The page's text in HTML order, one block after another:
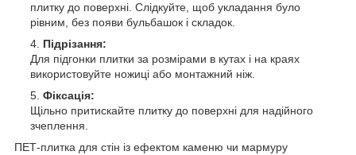
плитку до поверхні. Слідкуйте, щоб укладання було
рівним, без появи бульбашок і складок.
Підрізання:
Для підгонки плитки за розмірами в кутах і на краях
використовуйте ножиці або монтажний ніж.
Фіксація:
Щільно притискайте плитку до поверхні для надійного
зчеплення.
ПЕТ-плитка для стін із ефектом каменю чи мармуру